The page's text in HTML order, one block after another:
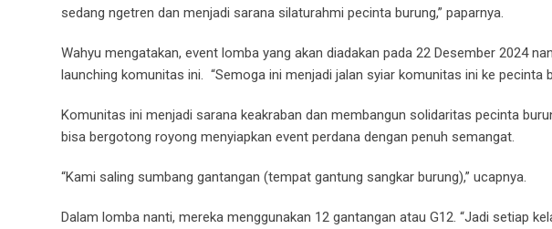
sedang ngetren dan menjadi sarana silaturahmi pecinta burung,” paparnya.
Wahyu mengatakan, event lomba yang akan diadakan pada 22 Desember 2024
launching komunitas ini. “Semoga ini menjadi jalan syiar komunitas ini ke pecinta
Komunitas ini menjadi sarana keakraban dan membangun solidaritas pecinta
bisa bergotong royong menyiapkan event perdana dengan penuh semangat.
“Kami saling sumbang gantangan (tempat gantung sangkar burung),” ucapnya.
Dalam lomba nanti, mereka menggunakan 12 gantangan atau G12. “Jadi setiap